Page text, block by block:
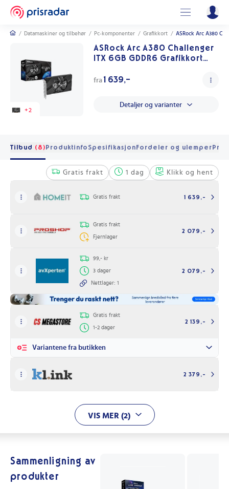
/ Datamaskiner og tilbehør / Pc-komponenter / Grafikkort / ASRock Arc A380
+2
ASRock Arc A380 Challenger
ITX 6GB GDDR6 Grafikkort
fra 1 639,-
Detaljer og varianter
Tilbud (8)Produktinfo SpesifikasjonFordeler og ulemperPris
Gratis frakt 1 dag Klikk og hent
Gratis frakt 1 639,-
Gratis frakt
Fjernlager
2 079,-
99,- kr
3 dager
Nettlager: 1
2 079,-
Gratis frakt
1-2 dager
2 139,-
Variantene fra butikken
2 379,-
VIS MER (2)
Sammenligning av
produkter